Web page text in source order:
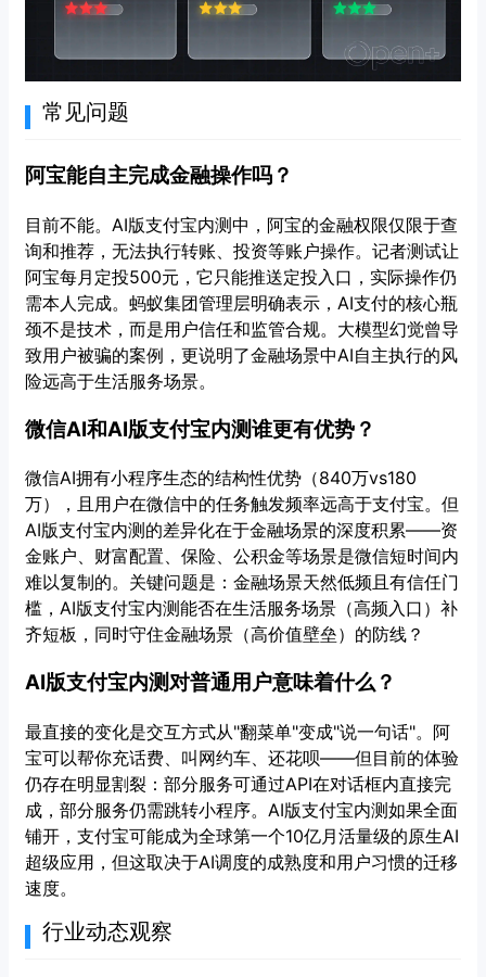
常见问题
阿宝能自主完成金融操作吗？
目前不能。AI版支付宝内测中，阿宝的金融权限仅限于查
询和推荐，无法执行转账、投资等账户操作。记者测试让
阿宝每月定投500元，它只能推送定投入口，实际操作仍
需本人完成。蚂蚁集团管理层明确表示，AI支付的核心瓶
颈不是技术，而是用户信任和监管合规。大模型幻觉曾导
致用户被骗的案例，更说明了金融场景中AI自主执行的风
险远高于生活服务场景。
微信AI和AI版支付宝内测谁更有优势？
微信AI拥有小程序生态的结构性优势（840万vs180
万），且用户在微信中的任务触发频率远高于支付宝。但
AI版支付宝内测的差异化在于金融场景的深度积累——资
金账户、财富配置、保险、公积金等场景是微信短时间内
难以复制的。关键问题是：金融场景天然低频且有信任门
槛，AI版支付宝内测能否在生活服务场景（高频入口）补
齐短板，同时守住金融场景（高价值壁垒）的防线？
AI版支付宝内测对普通用户意味着什么？
最直接的变化是交互方式从"翻菜单"变成"说一句话"。阿
宝可以帮你充话费、叫网约车、还花呗——但目前的体验
仍存在明显割裂：部分服务可通过API在对话框内直接完
成，部分服务仍需跳转小程序。AI版支付宝内测如果全面
铺开，支付宝可能成为全球第一个10亿月活量级的原生AI
超级应用，但这取决于AI调度的成熟度和用户习惯的迁移
速度。
行业动态观察